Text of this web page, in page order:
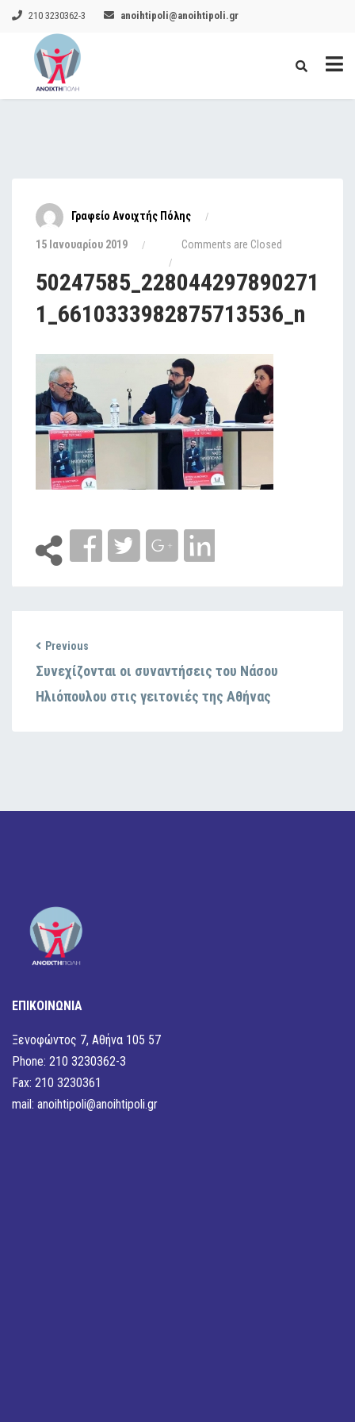
210 3230362-3 anoihtipoli@anoihtipoli.gr
Γραφείο Ανοιχτής Πόλης
15 Ιανουαρίου 2019 Comments are Closed
50247585_228044297890271
1_6610333982875713536_n
Previous
Συνεχίζονται οι συναντήσεις του Νάσου
Ηλιόπουλου στις γειτονιές της Αθήνας
ΕΠΙΚΟΙΝΩΝΙΑ
Ξενοφώντος 7, Αθήνα 105 57
Phone: 210 3230362-3
Fax: 210 3230361
mail: anoihtipoli@anoihtipoli.gr